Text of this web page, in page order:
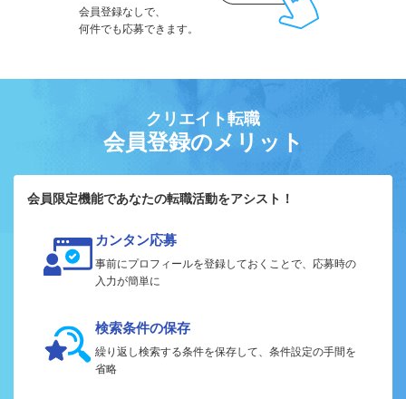
会員登録なしで、
何件でも応募できます。
クリエイト転職
会員登録のメリット
会員限定機能であなたの転職活動をアシスト！
カンタン応募
事前にプロフィールを登録しておくことで、応募時の
入力が簡単に
検索条件の保存
繰り返し検索する条件を保存して、条件設定の手間を
省略